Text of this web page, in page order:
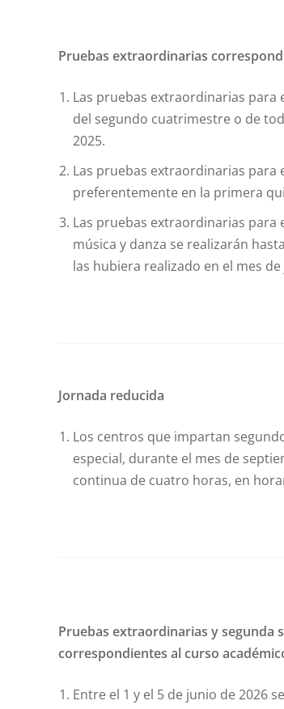
Pruebas extraordinarias
Las pruebas extraordinarias para
del segundo cuatrimestre o de
2025.
Las pruebas extraordinarias para
preferentemente en la primera
Las pruebas extraordinarias para
música y danza se realizarán
las hubiera realizado en el mes
Jornada reducida
Los centros que impartan
especial, durante el mes de
continua de cuatro horas, en
Pruebas extraordinarias y segunda
correspondientes al curso
Entre el 1 y el 5 de junio de 2026